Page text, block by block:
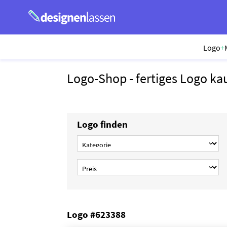
Logo+
Logo-Shop - fertiges Logo
Logo finden
Logo #623388